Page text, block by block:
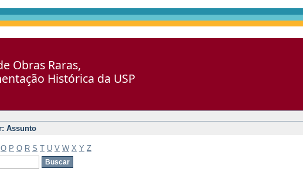
Obras Raras,
Histórica da USP
Assunto
O P Q R S T U V W X Y Z